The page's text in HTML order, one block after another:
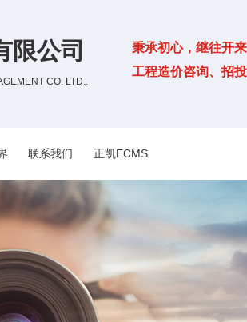
限公司
CO. LTD..
秉承初心，继往开来
工程造价咨询、招
联系我们 正凯ECMS